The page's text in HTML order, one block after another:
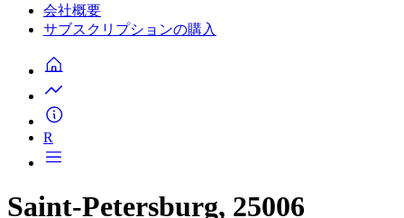
会社概要
サブスクリプションの購入
R
Saint-Petersburg, 25006